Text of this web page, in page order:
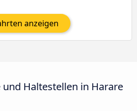
anzeigen
Haltestellen in Harare